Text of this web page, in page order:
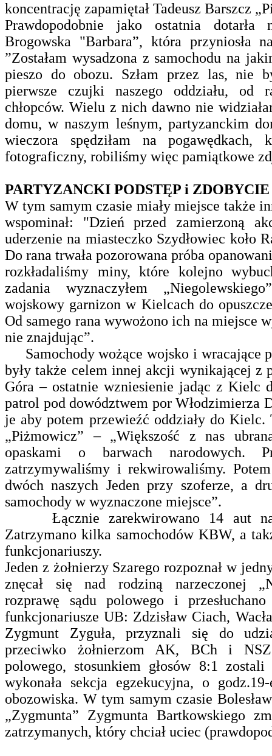
koncentrację zapamiętał Tadeusz Barszcz
Prawdopodobnie jako ostatnia
Brogowska "Barbara”, która przyniosła
”Zostałam wysadzona z samochodu na
pieszo do obozu. Szłam przez las, nie
pierwsze czujki naszego oddziału, od
chłopców. Wielu z nich dawno nie
domu, w naszym leśnym, partyzanckim
wieczora spędziłam na pogawędkach,
fotograficzny, robiliśmy więc pamiątkowe
PARTYZANCKI PODSTĘP i
W tym samym czasie miały miejsce także
wspominał: "Dzień przed zamierzoną
uderzenie na miasteczko Szydłowiec koło
Do rana trwała pozorowana próba
rozkładaliśmy miny, które kolejno
zadania wyznaczyłem
wojskowy garnizon w Kielcach do
Od samego rana wywożono ich na miejsce
nie znajdując”.
Samochody wożące wojsko i wracające
były także celem innej akcji wynikającej z
Góra – ostatnie wzniesienie jadąc z Kielc
patrol pod dowództwem por Włodzimierza
je aby potem przewieźć oddziały do Kielc.
„Piżmowicz” – „Większość z nas
opaskami o barwach narodowych.
zatrzymywaliśmy i rekwirowaliśmy.
dwóch naszych Jeden przy szoferze, a
samochody w wyznaczone miejsce”.
Łącznie zarekwirowano 14 aut
Zatrzymano kilka samochodów KBW, a
funkcjonariuszy.
Jeden z żołnierzy Szarego rozpoznał w
znęcał się nad rodziną narzeczonej
rozprawę sądu polowego i
funkcjonariusze UB: Zdzisław Ciach,
Zygmunt Zyguła, przyznali się do
przeciwko żołnierzom AK, BCh i
polowego, stosunkiem głosów 8:1
wykonała sekcja egzekucyjna, o
obozowiska. W tym samym czasie
„Zygmunta” Zygmunta Bartkowskiego
zatrzymanych, który chciał uciec